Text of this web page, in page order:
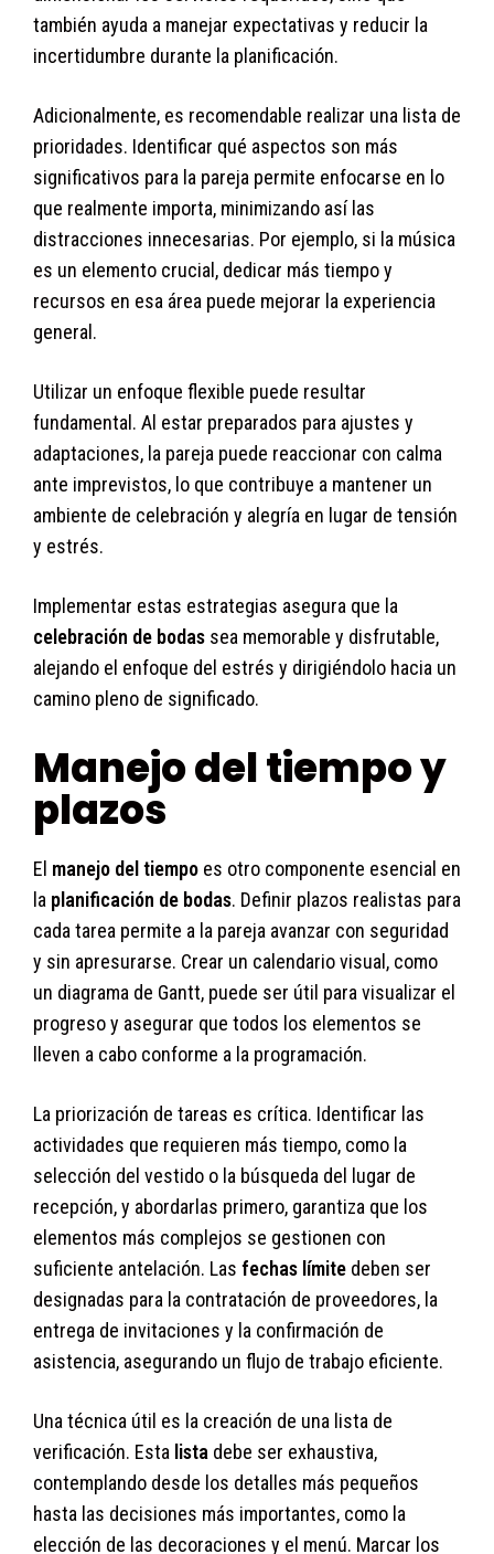
también ayuda a manejar expectativas y reducir la
incertidumbre durante la planificación.
Adicionalmente, es recomendable realizar una lista de
prioridades. Identificar qué aspectos son más
significativos para la pareja permite enfocarse en lo
que realmente importa, minimizando así las
distracciones innecesarias. Por ejemplo, si la música
es un elemento crucial, dedicar más tiempo y
recursos en esa área puede mejorar la experiencia
general.
Utilizar un enfoque flexible puede resultar
fundamental. Al estar preparados para ajustes y
adaptaciones, la pareja puede reaccionar con calma
ante imprevistos, lo que contribuye a mantener un
ambiente de celebración y alegría en lugar de tensión
y estrés.
Implementar estas estrategias asegura que la
celebración de bodas sea memorable y disfrutable,
alejando el enfoque del estrés y dirigiéndolo hacia un
camino pleno de significado.
Manejo del tiempo y
plazos
El manejo del tiempo es otro componente esencial en
la planificación de bodas. Definir plazos realistas para
cada tarea permite a la pareja avanzar con seguridad
y sin apresurarse. Crear un calendario visual, como
un diagrama de Gantt, puede ser útil para visualizar el
progreso y asegurar que todos los elementos se
lleven a cabo conforme a la programación.
La priorización de tareas es crítica. Identificar las
actividades que requieren más tiempo, como la
selección del vestido o la búsqueda del lugar de
recepción, y abordarlas primero, garantiza que los
elementos más complejos se gestionen con
suficiente antelación. Las fechas límite deben ser
designadas para la contratación de proveedores, la
entrega de invitaciones y la confirmación de
asistencia, asegurando un flujo de trabajo eficiente.
Una técnica útil es la creación de una lista de
verificación. Esta lista debe ser exhaustiva,
contemplando desde los detalles más pequeños
hasta las decisiones más importantes, como la
elección de las decoraciones y el menú. Marcar los